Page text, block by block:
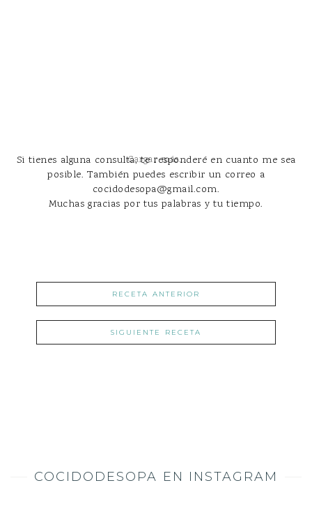
Cargar más...
Si tienes alguna consulta, te responderé en cuanto me sea
posible. También puedes escribir un correo a
cocidodesopa@gmail.com.
Muchas gracias por tus palabras y tu tiempo.
RECETA ANTERIOR
SIGUIENTE RECETA
COCIDODESOPA EN INSTAGRAM